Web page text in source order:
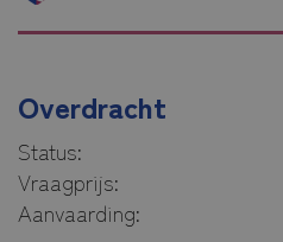
Overdracht
Status:
Vraagprijs:
Aanvaarding: